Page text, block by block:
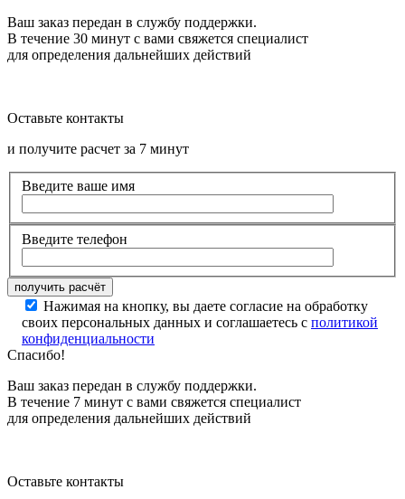
Ваш заказ передан в службу поддержки.
В течение 30 минут с вами свяжется специалист
для определения дальнейших действий
Оставьте контакты
и получите расчет за 7 минут
Введите ваше имя
Введите телефон
Нажимая на кнопку, вы даете согласие на обработку
своих персональных данных и соглашаетесь с политикой
конфиденциальности
Спасибо!
Ваш заказ передан в службу поддержки.
В течение 7 минут с вами свяжется специалист
для определения дальнейших действий
Оставьте контакты